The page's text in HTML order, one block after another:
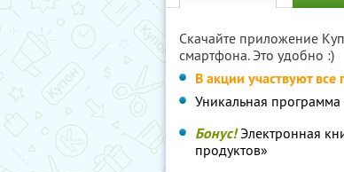
Скачайте приложение
смартфона. Это удобно :)
В акции участвуют
Уникальная
Бонус!Электронная
продуктов»